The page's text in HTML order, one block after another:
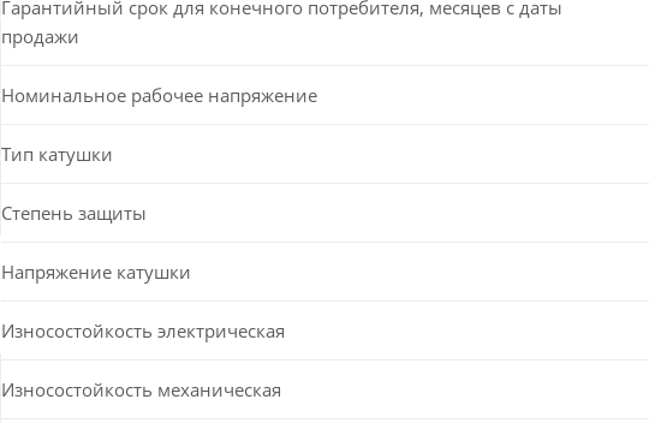
Гарантийный срок для конечного потребителя, месяцев с даты
продажи
Номинальное рабочее напряжение
Тип катушки
Степень защиты
Напряжение катушки
Износостойкость электрическая
Износостойкость механическая